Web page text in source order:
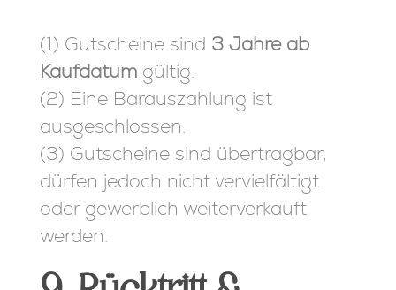
(1) Gutscheine sind 3 Jahre ab
Kaufdatumgültig.
(2) Eine Barauszahlung ist
ausgeschlossen.
(3) Gutscheine sind übertragbar,
dürfen jedoch nicht vervielfältigt
oder gewerblich weiterverkauft
werden.